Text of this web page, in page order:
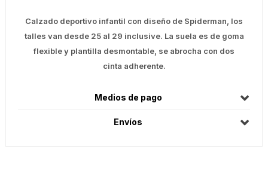
Calzado deportivo infantil con diseño de Spiderman, los
talles van desde 25 al 29 inclusive. La suela es de goma
flexible y plantilla desmontable, se abrocha con dos
cinta adherente.
Medios de pago
Envíos